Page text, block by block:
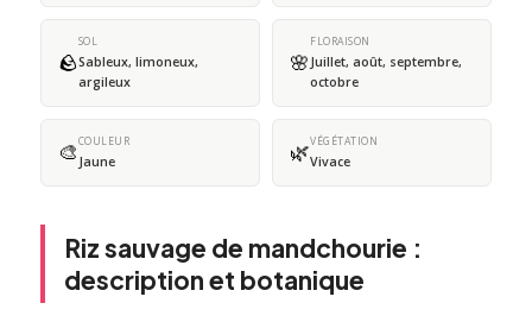
🪨
SOL
Sableux, limoneux,
argileux
🌸
FLORAISON
Juillet, août, septembre,
octobre
🎨COULEUR
Jaune 🌿VÉGÉTATION
Vivace
Riz sauvage de mandchourie :
description et botanique